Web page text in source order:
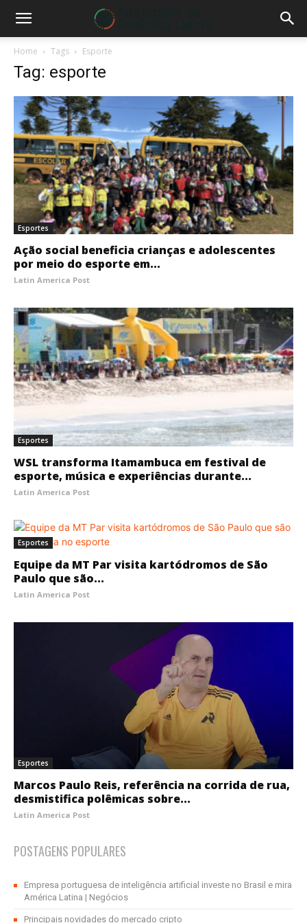
Home Tags Esporte
Tag: esporte
Esportes
Ação social beneficia crianças e adolescentes
por meio do esporte em...
Latin America Post
Esportes
WSL transforma Itamambuca em festival de
esporte, música e experiências durante...
Latin America Post
Esportes
Equipe da MT Par visita kartódromos de São
Paulo que são...
Latin America Post
Esportes
Marcos Paulo Reis, referência na corrida de rua,
desmistifica polêmicas sobre...
Latin America Post
POSTAGENS POPULARES
Empresa portuguesa de inteligência artificial investe no Brasil e mira
América Latina | Negócios
Principais novidades do mercado cripto